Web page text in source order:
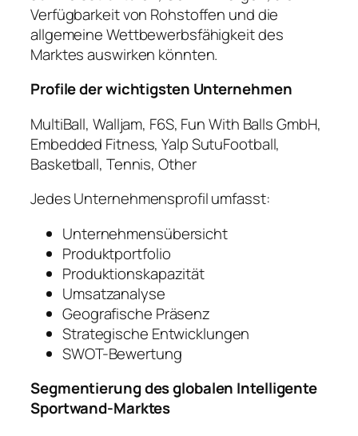
Verfügbarkeit von Rohstoffen und die
allgemeine Wettbewerbsfähigkeit des
Marktes auswirken könnten.
Profile der wichtigsten Unternehmen
MultiBall, Walljam, F6S, Fun With Balls GmbH,
Embedded Fitness, Yalp SutuFootball,
Basketball, Tennis, Other
Jedes Unternehmensprofil umfasst:
Unternehmensübersicht
Produktportfolio
Produktionskapazität
Umsatzanalyse
Geografische Präsenz
Strategische Entwicklungen
SWOT-Bewertung
Segmentierung des globalen Intelligente
Sportwand-Marktes